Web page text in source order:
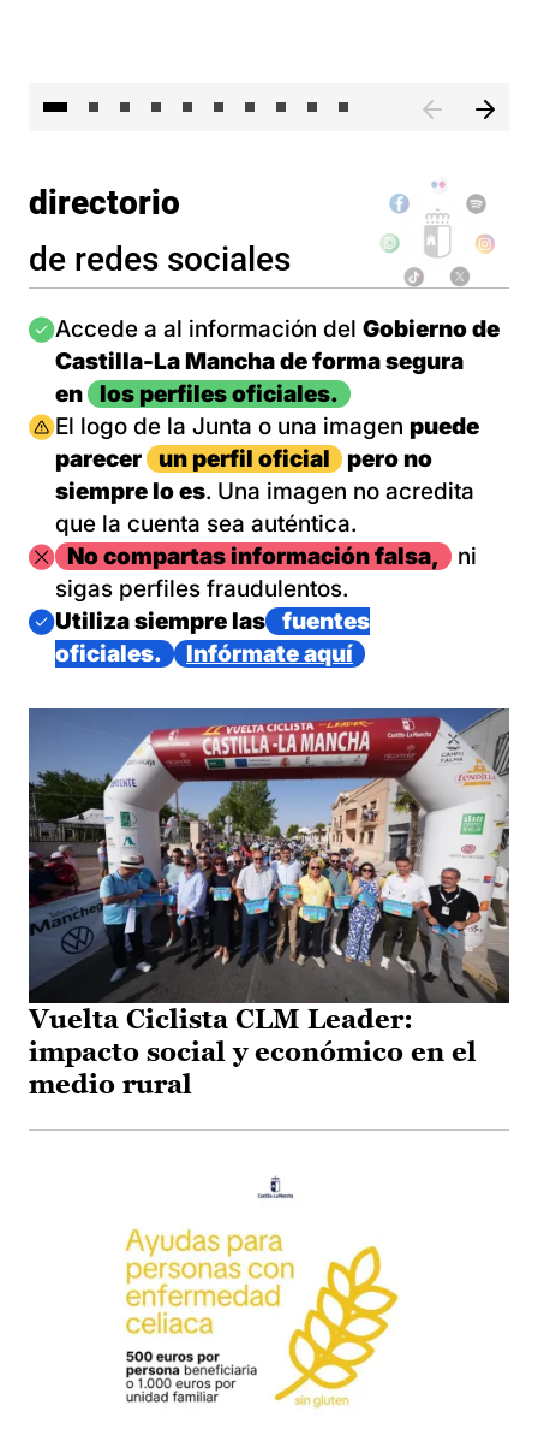
directorio
de redes sociales
Imagen
Accede a al información del Gobierno de
Castilla-La Mancha de forma segura
en
los perfiles oficiales.
Imagen
El logo de la Junta o una imagen puede
parecer
un perfil oficial
pero no
siempre lo es. Una imagen no acredita
que la cuenta sea auténtica.
ImagenNo compartas información falsa,
ni
sigas perfiles fraudulentos.
Imagen
Utiliza siempre las
fuentes
oficiales.
Infórmate aquí
Vuelta Ciclista CLM Leader:
impacto social y económico en el
medio rural